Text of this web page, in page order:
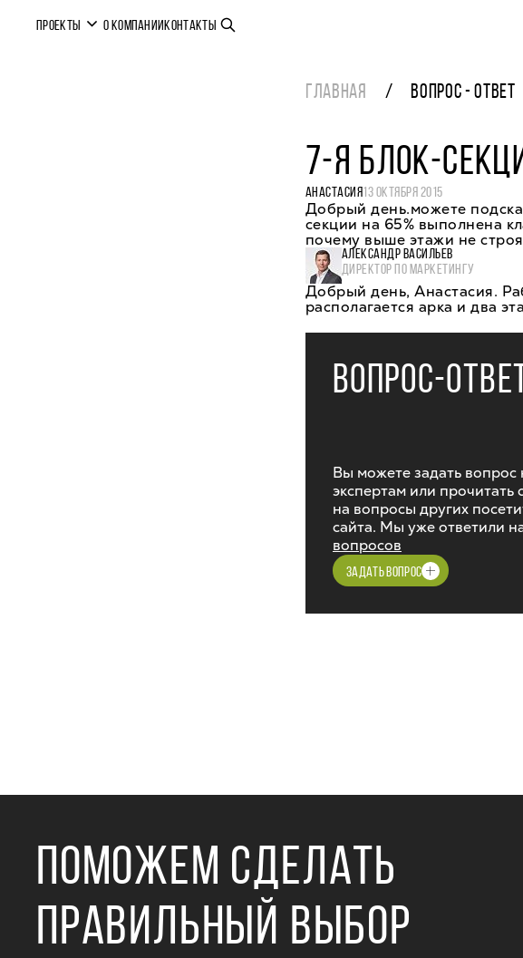
ПРОЕКТЫ О КОМПАНИИКОНТАКТЫ
ГЛАВНАЯ ВОПРОС - ОТВЕТ
7-Я БЛОК-
АНАСТАСИЯ13 ОКТЯБРЯ 2015
Добрый день.можете
секции на 65% выполнена
почему выше этажи не
АЛЕКСАНДР ВАСИЛЬЕВ
ДИРЕКТОР ПО МАРКЕТИНГУ
Добрый день, Анастасия.
располагается арка и два
ВОПРОС-ОТВЕТ
Вы можете задать
экспертам или прочитать
на вопросы других
сайта. Мы уже ответили
вопросов
ЗАДАТЬ ВОПРОС
ПОМОЖЕМ СДЕЛАТЬ
ПРАВИЛЬНЫЙ ВЫБОР